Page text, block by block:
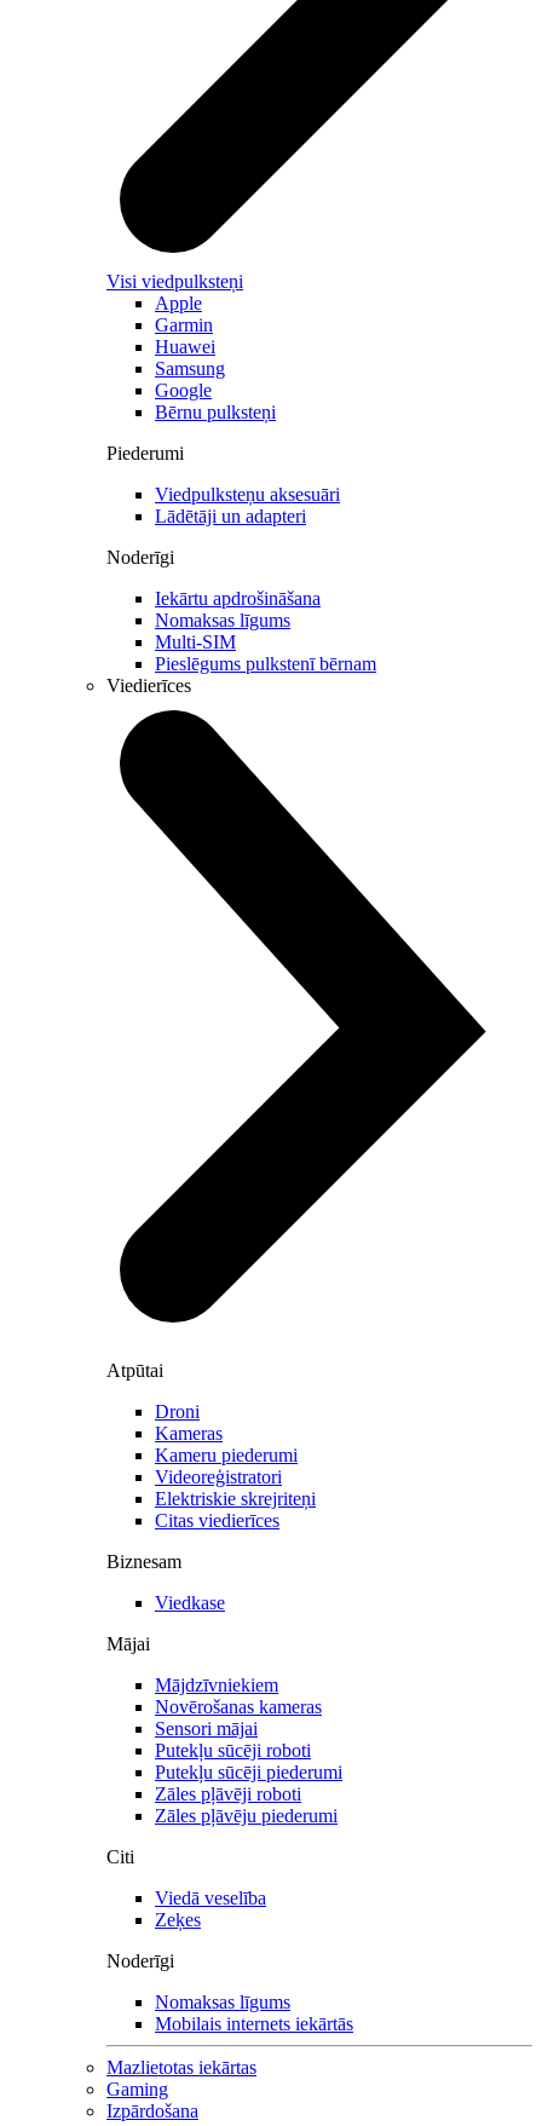
Visi viedpulksteņi
Apple
Garmin
Huawei
Samsung
Google
Bērnu pulksteņi
Piederumi
Viedpulksteņu aksesuāri
Lādētāji un adapteri
Noderīgi
Iekārtu apdrošināšana
Nomaksas līgums
Multi-SIM
Pieslēgums pulkstenī bērnam
Viedierīces
Atpūtai
Droni
Kameras
Kameru piederumi
Videoreģistratori
Elektriskie skrejriteņi
Citas viedierīces
Biznesam
Viedkase
Mājai
Mājdzīvniekiem
Novērošanas kameras
Sensori mājai
Putekļu sūcēji roboti
Putekļu sūcēji piederumi
Zāles pļāvēji roboti
Zāles pļāvēju piederumi
Citi
Viedā veselība
Zeķes
Noderīgi
Nomaksas līgums
Mobilais internets iekārtās
Mazlietotas iekārtas
Gaming
Izpārdošana